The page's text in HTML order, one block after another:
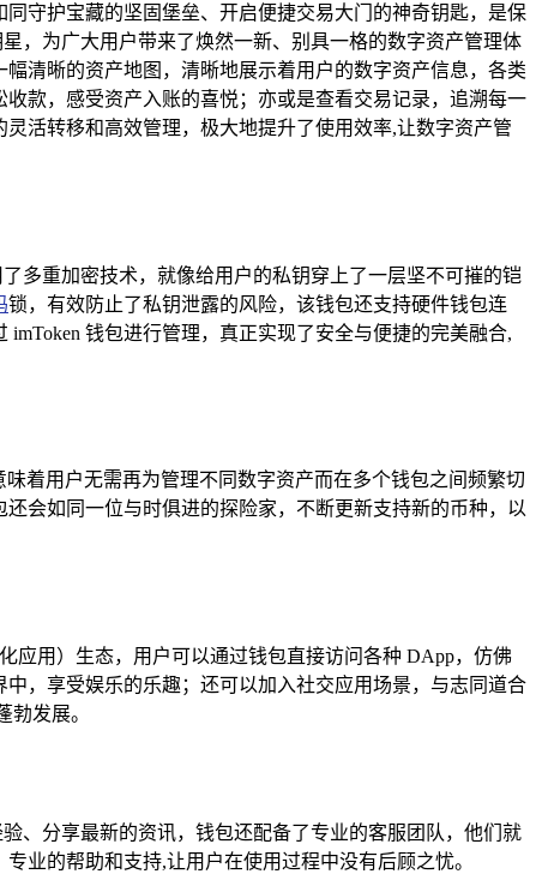
守护宝藏的坚固堡垒、开启便捷交易大门的神奇钥匙，是保
，为广大用户带来了焕然一新、别具一格的数字资产管理体
清晰的资产地图，清晰地展示着用户的数字资产信息，各类
款，感受资产入账的喜悦；亦或是查看交易记录，追溯每一
活转移和高效管理，极大地提升了使用效率,让数字资产管
多重加密技术，就像给用户的私钥穿上了一层坚不可摧的铠
锁，有效防止了私钥泄露的风险，该钱包还支持硬件钱包连
钱包进行管理，真正实现了安全与便捷的完美融合,
着用户无需再为管理不同数字资产而在多个钱包之间频繁切
会如同一位与时俱进的探险家，不断更新支持新的币种，以
应用）生态，用户可以通过钱包直接访问各种 DApp，仿佛
，享受娱乐的乐趣；还可以加入社交应用场景，与志同道合
勃发展。
、分享最新的资讯，钱包还配备了专业的客服团队，他们就
业的帮助和支持,让用户在使用过程中没有后顾之忧。